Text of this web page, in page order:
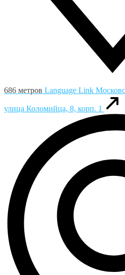
686 метров Language Link
улица Коломийца, 8, корп. 1